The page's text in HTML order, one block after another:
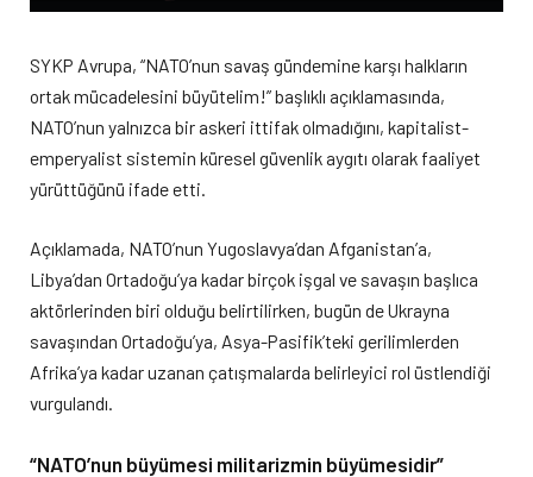
SYKP Avrupa, “NATO’nun savaş gündemine karşı halkların
ortak mücadelesini büyütelim!” başlıklı açıklamasında,
NATO’nun yalnızca bir askeri ittifak olmadığını, kapitalist-
emperyalist sistemin küresel güvenlik aygıtı olarak faaliyet
yürüttüğünü ifade etti.
Açıklamada, NATO’nun Yugoslavya’dan Afganistan’a,
Libya’dan Ortadoğu’ya kadar birçok işgal ve savaşın başlıca
aktörlerinden biri olduğu belirtilirken, bugün de Ukrayna
savaşından Ortadoğu’ya, Asya-Pasifik’teki gerilimlerden
Afrika’ya kadar uzanan çatışmalarda belirleyici rol üstlendiği
vurgulandı.
“NATO’nun büyümesi militarizmin büyümesidir”